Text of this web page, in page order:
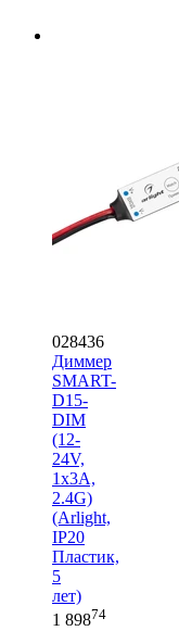
028436
Диммер
SMART-
D15-
DIM
(12-
24V,
1x3A,
2.4G)
(Arlight,
IP20
Пластик,
5
лет)
1 89874